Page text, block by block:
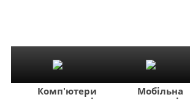
Комп'ютери
Мобільна